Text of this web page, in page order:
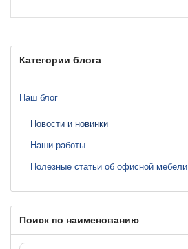
Категории блога
Наш блог
Новости и новинки
Наши работы
Полезные статьи об офисной мебели
Поиск по наименованию